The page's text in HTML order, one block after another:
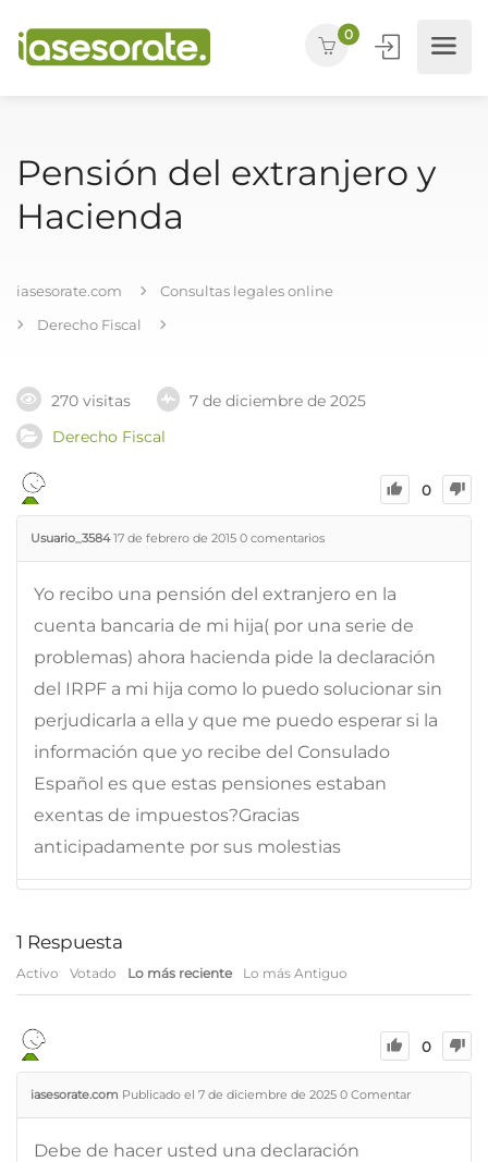
0
Pensión del extranjero y
Hacienda
iasesorate.com
Consultas legales online
Derecho Fiscal
270 visitas
7 de diciembre de 2025
Derecho Fiscal
0
Usuario_3584 17 de febrero de 2015 0 comentarios
Yo recibo una pensión del extranjero en la
cuenta bancaria de mi hija( por una serie de
problemas) ahora hacienda pide la declaración
del IRPF a mi hija como lo puedo solucionar sin
perjudicarla a ella y que me puedo esperar si la
información que yo recibe del Consulado
Español es que estas pensiones estaban
exentas de impuestos?Gracias
anticipadamente por sus molestias
1 Respuesta
Activo Votado Lo más reciente Lo más Antiguo
0
iasesorate.com Publicado el 7 de diciembre de 2025 0 Comentar
Debe de hacer usted una declaración